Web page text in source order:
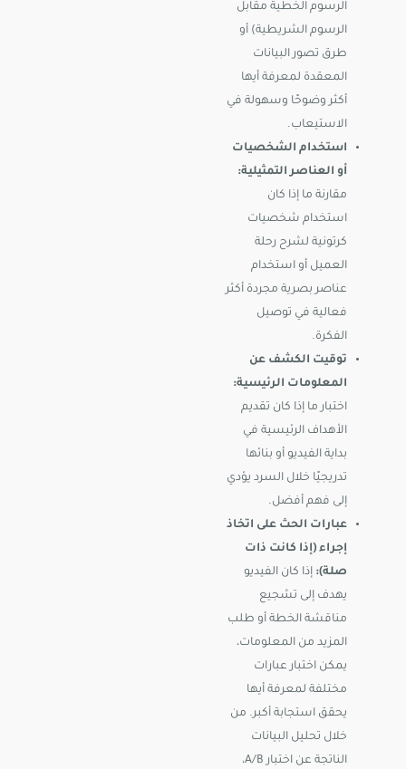
الرسوم الخطية مقابل
الرسوم الشريطية) أو
طرق تصور البيانات
المعقدة لمعرفة أيها
أكثر وضوحًا وسهولة في
الاستيعاب.
استخدام الشخصيات
أو العناصر التمثيلية:
مقارنة ما إذا كان
استخدام شخصيات
كرتونية لشرح رحلة
العميل أو استخدام
عناصر بصرية مجردة أكثر
فعالية في توصيل
الفكرة.
توقيت الكشف عن
المعلومات الرئيسية:
اختبار ما إذا كان تقديم
الأهداف الرئيسية في
بداية الفيديو أو بنائها
تدريجيًا خلال السرد يؤدي
إلى فهم أفضل.
عبارات الحث على اتخاذ
إجراء (إذا كانت ذات
صلة): إذا كان الفيديو
يهدف إلى تشجيع
مناقشة الخطة أو طلب
المزيد من المعلومات،
يمكن اختبار عبارات
مختلفة لمعرفة أيها
يحقق استجابة أكبر. من
خلال تحليل البيانات
الناتجة عن اختبار A/B،